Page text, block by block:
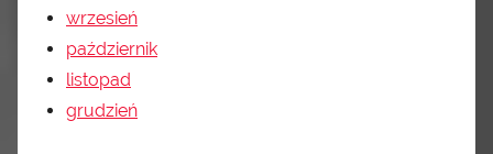
wrzesień
październik
listopad
grudzień